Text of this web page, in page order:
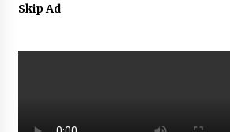
Skip Ad